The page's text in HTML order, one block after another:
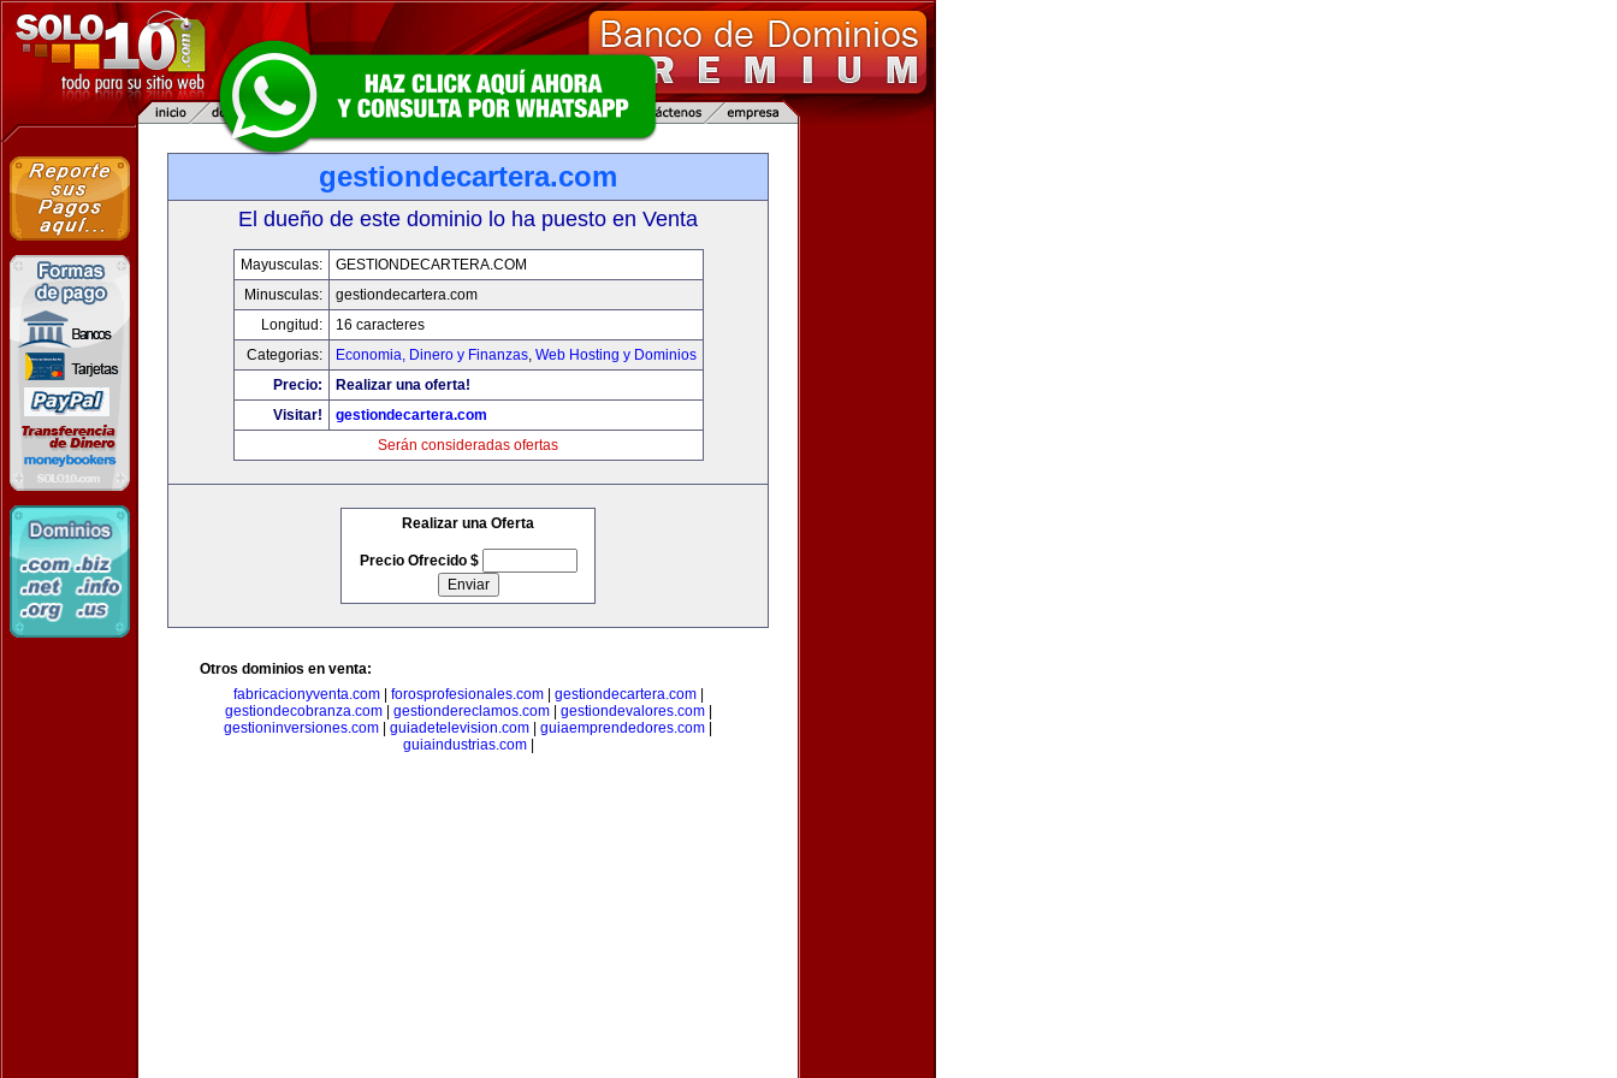
gestiondecartera.com
El dueño de este dominio lo ha puesto en Venta
Mayusculas:
GESTIONDECARTERA.COM
Minusculas:
gestiondecartera.com
Longitud:
16 caracteres
Categorias:
Economia, Dinero y Finanzas, Web Hosting y Dominios
Precio:
Realizar una oferta!
Visitar!
gestiondecartera.com
Serán consideradas ofertas
Realizar una Oferta
Precio Ofrecido $
Otros dominios en venta:
fabricacionyventa.com| forosprofesionales.com| gestiondecartera.com|
gestiondecobranza.com| gestiondereclamos.com| gestiondevalores.com|
gestioninversiones.com
guiadetelevision.com guiaemprendedores.com
guiaindustrias.com|